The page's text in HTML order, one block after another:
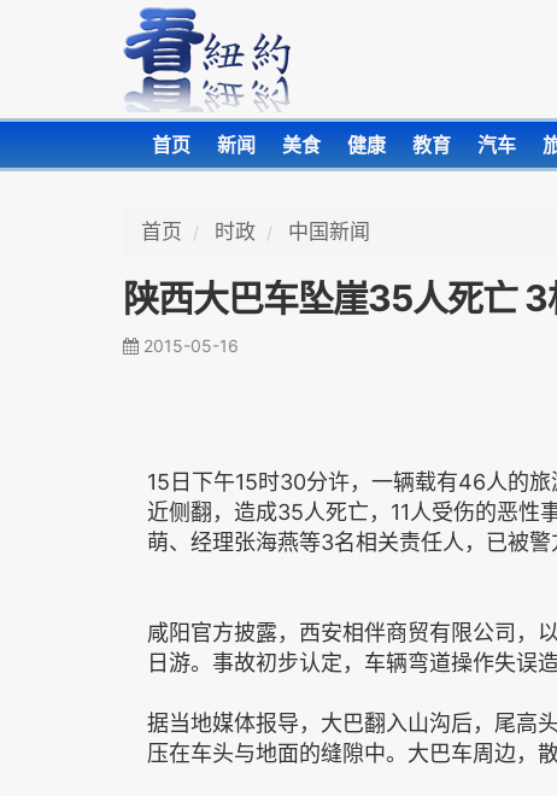
首页 新闻 美食 健康 教育 汽车
首页 时政 中国新闻
陕西大巴车坠崖35人死亡
2015-05-16
15日下午15时30分许，一辆载有46人的
近侧翻，造成35人死亡，11人受伤的恶性
萌、经理张海燕等3名相关责任人，已被警
咸阳官方披露，西安相伴商贸有限公司，
日游。事故初步认定，车辆弯道操作失误造
据当地媒体报导，大巴翻入山沟后，尾高
压在车头与地面的缝隙中。大巴车周边，